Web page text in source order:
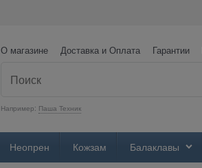
О магазине Доставка и Оплата Гарантии
Например: Паша Техник
Неопрен Кожзам Балаклавы